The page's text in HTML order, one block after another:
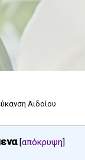
Αιδοίου
[απόκρυψη]